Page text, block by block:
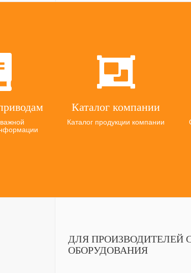
Каталог компании
Каталог продукции компании
ДЛЯ ПРОИЗВОДИТЕЛЕЙ
ОБОРУДОВАНИЯ